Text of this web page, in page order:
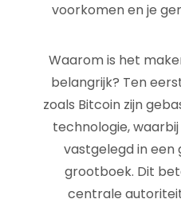
voorkomen en je
Waarom is het
belangrijk? Ten
zoals Bitcoin zijn
technologie,
vastgelegd in
grootboek. Dit
centrale